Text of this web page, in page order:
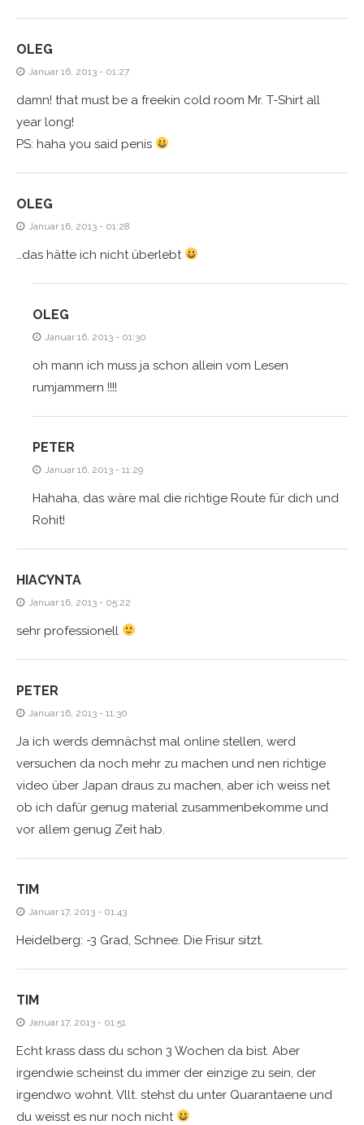
OLEG
Januar 16, 2013 - 01:27
damn! that must be a freekin cold room Mr. T-Shirt all
year long!
PS: haha you said penis
OLEG
Januar 16, 2013 - 01:28
…das hätte ich nicht überlebt
OLEG
Januar 16, 2013 - 01:30
oh mann ich muss ja schon allein vom Lesen
rumjammern !!!!
PETER
Januar 16, 2013 - 11:29
Hahaha, das wäre mal die richtige Route für dich und
Rohit!
HIACYNTA
Januar 16, 2013 - 05:22
sehr professionell
PETER
Januar 16, 2013 - 11:30
Ja ich werds demnächst mal online stellen, werd
versuchen da noch mehr zu machen und nen richtige
video über Japan draus zu machen, aber ich weiss net
ob ich dafür genug material zusammenbekomme und
vor allem genug Zeit hab.
TIM
Januar 17, 2013 - 01:43
Heidelberg: -3 Grad, Schnee. Die Frisur sitzt.
TIM
Januar 17, 2013 - 01:51
Echt krass dass du schon 3 Wochen da bist. Aber
irgendwie scheinst du immer der einzige zu sein, der
irgendwo wohnt. Vllt. stehst du unter Quarantaene und
du weisst es nur noch nicht